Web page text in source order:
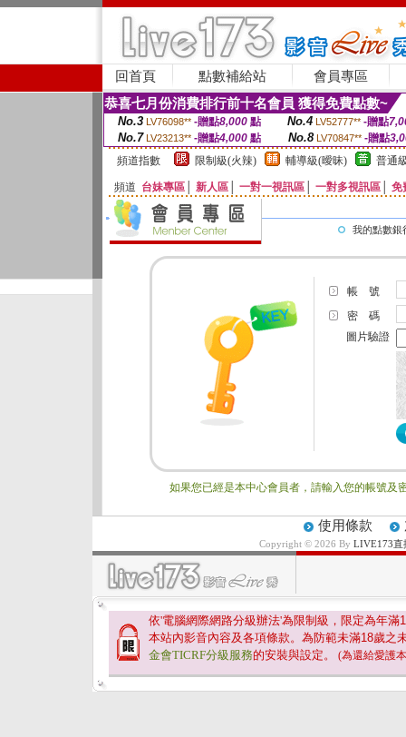
回首頁 點數補給站 會員專區
恭喜七月份消費排行前十名會員 獲得免費點數~
No.3 LV76098** -贈點8,000點 No.4 LV52777** -贈點
No.7 LV23213** -贈點4,000 點 No.8 LV70847** -贈點
頻道指數
限制級(火辣) 輔導級(曖昧) 普通
頻道 台妹專區 新人區 一對一視訊區 一對多視訊區 免
我的點數銀
帳 號
密 碼
圖片驗證
如果您已經是本中心會員者，請輸入您的帳號及
使用條款
Copyright © 2026 By LIVE173直
依'電腦網際網路分級辦法'為限制級，限定為年滿
本站內影音內容及各項條款。為防範未滿18歲之
金會TICRF分級服務的安裝與設定。 (為還給愛護